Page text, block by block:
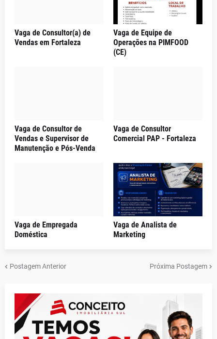
Vaga de Consultor(a) de
Vendas em Fortaleza
Vaga de Equipe de
Operações na PIMFOOD
(CE)
Vaga de Consultor de
Vendas e Supervisor de
Manutenção e Pós-Venda
Vaga de Consultor
Comercial PAP - Fortaleza
Vaga de Empregada
Doméstica
Vaga de Analista de
Marketing
Postagem Anterior Próxima Postagem